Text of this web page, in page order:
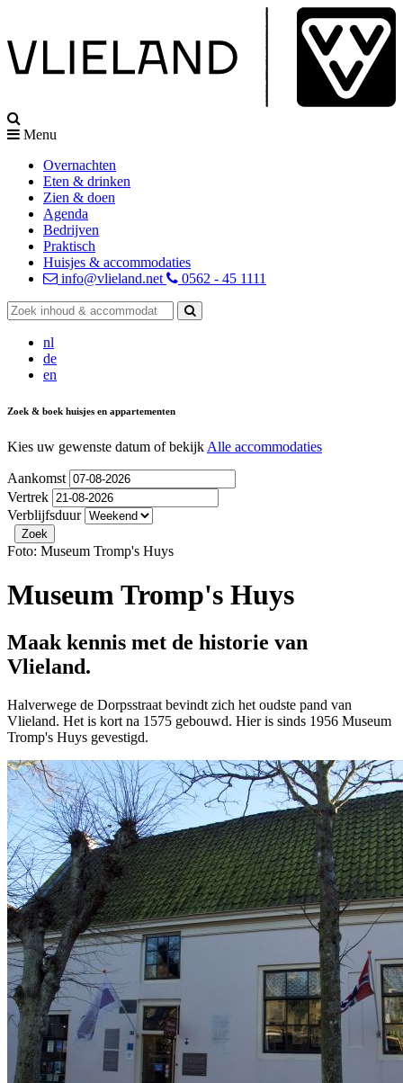
Menu
Overnachten
Eten & drinken
Zien & doen
Agenda
Bedrijven
Praktisch
Huisjes & accommodaties
info@vlieland.net
0562 - 45 1111
nl
de
en
Zoek & boek huisjes en appartementen
Kies uw gewenste datum of bekijk Alle accommodaties
Aankomst
Vertrek
Verblijfsduur
Foto: Museum Tromp's Huys
Museum Tromp's Huys
Maak kennis met de historie van
Vlieland.
Halverwege de Dorpsstraat bevindt zich het oudste pand van
Vlieland. Het is kort na 1575 gebouwd. Hier is sinds 1956 Museum
Tromp's Huys gevestigd.